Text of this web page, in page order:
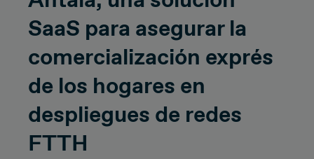
SaaS para asegurar la
comercialización exprés
de los hogares en
despliegues de redes
FTTH